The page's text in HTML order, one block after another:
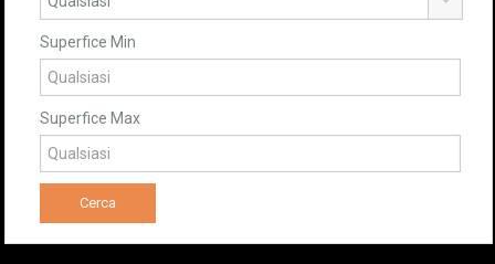
Superfice Min
Superfice Max